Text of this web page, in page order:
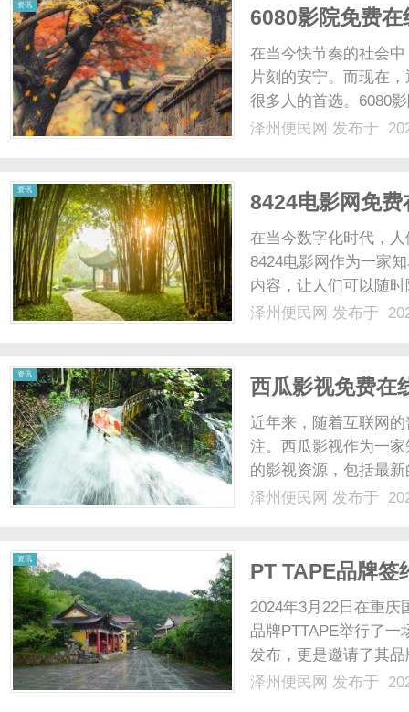
资讯
6080影院免费
在当今快节奏的社会
片刻的安宁。而现在
很多人的首选。6080
剧、韩剧、美剧还是
泽州便民网 发布于
资讯
8424电影网免
在当今数字化时代，
8424电影网作为一家
内容，让人们可以随
剧，更是吸引了无数
泽州便民网 发布于
资讯
西瓜影视免费在
近年来，随着互联网
注。西瓜影视作为一
的影视资源，包括最
种热门电视剧，无需
泽州便民网 发布于
资讯
PT TAPE品牌签
2024年3月22日在重
品牌PTTAPE举行了
发布，更是邀请了其
签约仪式，共同开启
泽州便民网 发布于